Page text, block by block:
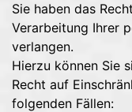
Sie haben das
Verarbeitung Ihrer
verlangen.
Hierzu können Sie
Recht auf
folgenden Fällen: